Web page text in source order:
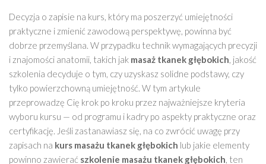
Decyzja o zapisie na kurs, który ma poszerzyć umiejętności
praktyczne i zmienić zawodową perspektywę, powinna być
dobrze przemyślana. W przypadku technik wymagających precyzji
i znajomości anatomii, takich jak masaż tkanek głębokich, jakość
szkolenia decyduje o tym, czy uzyskasz solidne podstawy, czy
tylko powierzchowną umiejętność. W tym artykule
przeprowadzę Cię krok po kroku przez najważniejsze kryteria
wyboru kursu — od programu i kadry po aspekty praktyczne oraz
certyfikację. Jeśli zastanawiasz się, na co zwrócić uwagę przy
zapisach na kurs masażu tkanek głębokich lub jakie elementy
powinno zawierać szkolenie masażu tkanek głębokich, ten